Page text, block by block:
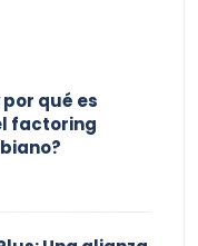
qué es
factoring